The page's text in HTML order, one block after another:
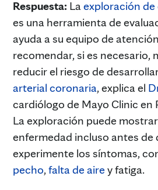
Respuesta: Laexploración
es una herramienta de
ayuda a su equipo de
recomendar, si es necesario,
reducir el riesgo de
arterial coronaria, explica el
cardiólogo de Mayo Clinic en
La exploración puede
enfermedad incluso antes de
experimente los síntomas,
pecho,falta de airey fatiga.